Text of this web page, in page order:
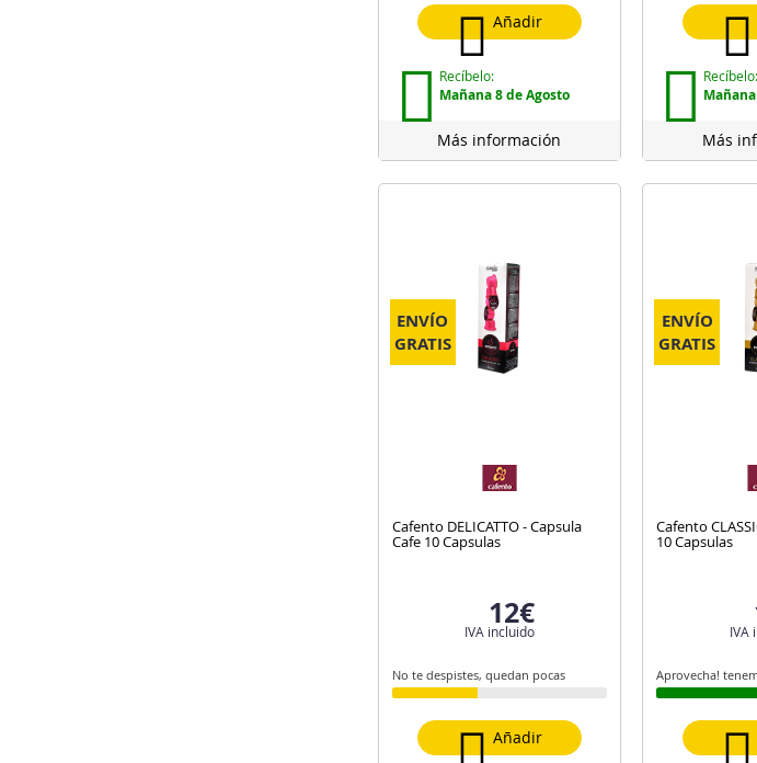
Añadir
Recíbelo:
Mañana 8 de Agosto
Más información
Recíbelo:
Más
ENVÍO
GRATIS
Cafento DELICATTO - Capsula
Cafe 10 Capsulas
12€
IVA incluido
No te despistes, quedan pocas
Añadir
ENVÍO
GRATIS
Cafento
10 Capsulas
IVA
Aprovecha!